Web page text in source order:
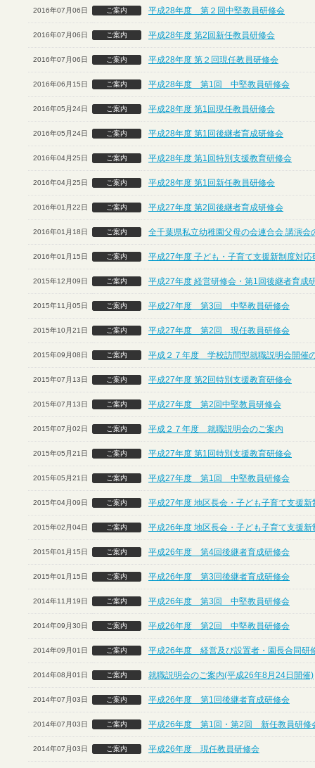
2016年07月06日 ご案内 平成28年度 第２回中堅教員研修会
2016年07月06日 ご案内 平成28年度 第2回新任教員研修会
2016年07月06日 ご案内 平成28年度 第２回現任教員研修会
2016年06月15日 ご案内 平成28年度 第1回 中堅教員研修会
2016年05月24日 ご案内 平成28年度 第1回現任教員研修会
2016年05月24日 ご案内 平成28年度 第1回後継者育成研修会
2016年04月25日 ご案内 平成28年度 第1回特別支援教育研修会
2016年04月25日 ご案内 平成28年度 第1回新任教員研修会
2016年01月22日 ご案内 平成27年度 第2回後継者育成研修会
2016年01月18日 ご案内 全千葉県私立幼稚園父母の会連合会 講演会
2016年01月15日 ご案内 平成27年度 子ども・子育て支援新制度対応
2015年12月09日 ご案内 平成27年度 経営研修会・第1回後継者育成
2015年11月05日 ご案内 平成27年度 第3回 中堅教員研修会
2015年10月21日 ご案内 平成27年度 第2回 現任教員研修会
2015年09月08日 ご案内 平成２７年度 学校訪問型就職説明会開催
2015年07月13日 ご案内 平成27年度 第2回特別支援教育研修会
2015年07月13日 ご案内 平成27年度 第2回中堅教員研修会
2015年07月02日 ご案内 平成２７年度 就職説明会のご案内
2015年05月21日 ご案内 平成27年度 第1回特別支援教育研修会
2015年05月21日 ご案内 平成27年度 第1回 中堅教員研修会
2015年04月09日 ご案内 平成27年度 地区長会・子ども子育て支援
2015年02月04日 ご案内 平成26年度 地区長会・子ども子育て支援
2015年01月15日 ご案内 平成26年度 第4回後継者育成研修会
2015年01月15日 ご案内 平成26年度 第3回後継者育成研修会
2014年11月19日 ご案内 平成26年度 第3回 中堅教員研修会
2014年09月30日 ご案内 平成26年度 第2回 中堅教員研修会
2014年09月01日 ご案内 平成26年度 経営及び設置者・園長合同研
2014年08月01日 ご案内 就職説明会のご案内(平成26年8月24日開催)
2014年07月03日 ご案内 平成26年度 第1回後継者育成研修会
2014年07月03日 ご案内 平成26年度 第1回・第2回 新任教員研修
2014年07月03日 ご案内 平成26年度 現任教員研修会